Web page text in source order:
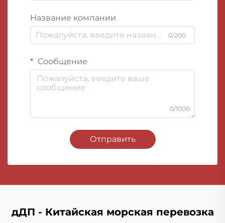
Название компании
0/200
Сообщение
0/1000
Отправить
дДП - Китайская морская перевозка